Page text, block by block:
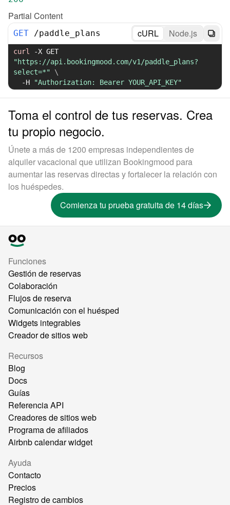
Partial Content
GET /paddle_plans cURL Node.js
curl -X
"https://api.bookingmood.com/v1/paddle_plans?
select=*"
\
-H
"Authorization: Bearer YOUR_API_KEY"
Toma el control de tus reservas. Crea
tu propio negocio.
Únete a más de 1200 empresas independientes de
alquiler vacacional que utilizan Bookingmood para
aumentar las reservas directas y fortalecer la relación con
los huéspedes.
Comienza tu prueba gratuita de 14 días
Funciones
Gestión de reservas
Colaboración
Flujos de reserva
Comunicación con el huésped
Widgets integrables
Creador de sitios web
Recursos
Blog
Docs
Guías
Referencia API
Creadores de sitios web
Programa de afiliados
Airbnb calendar widget
Ayuda
Contacto
Precios
Registro de cambios